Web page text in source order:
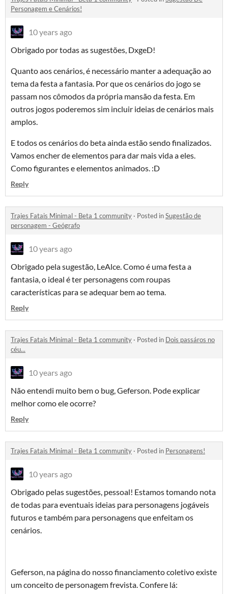
Personagem e Cenários!
10 years ago
Obrigado por todas as sugestões, DxgeD!
Quanto aos cenários, é necessário manter a adequação ao
tema da festa a fantasia. Por que os cenários do jogo se
passam nos cômodos da própria mansão da festa. Em
outros jogos poderemos sim incluir ideias de cenários mais
amplos.
E todos os cenários do beta ainda estão sendo finalizados.
Vamos encher de elementos para dar mais vida a eles.
Como figurantes e elementos animados. :D
Reply
Trajes Fatais Minimal - Beta 1 community · Posted inSugestão de
personagem - Geógrafo
10 years ago
Obrigado pela sugestão, LeAlce. Como é uma festa a
fantasia, o ideal é ter personagens com roupas
características para se adequar bem ao tema.
Reply
Trajes Fatais Minimal - Beta 1 community · Posted in Dois passáros no
céu...
10 years ago
Não entendi muito bem o bug, Geferson. Pode explicar
melhor como ele ocorre?
Reply
Trajes Fatais Minimal - Beta 1 community · Posted in Personagens!
10 years ago
Obrigado pelas sugestões, pessoal! Estamos tomando nota
de todas para eventuais ideias para personagens jogáveis
futuros e também para personagens que enfeitam os
cenários.
Geferson, na página do nosso financiamento coletivo existe
um conceito de personagem frevista. Confere lá: